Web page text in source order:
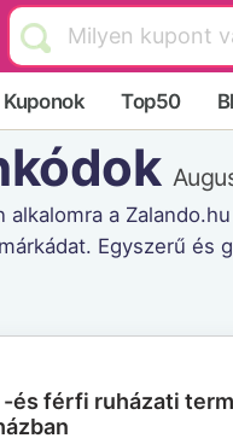
Top50
alkalomra a
Egyszerű és
és férfi ruházati